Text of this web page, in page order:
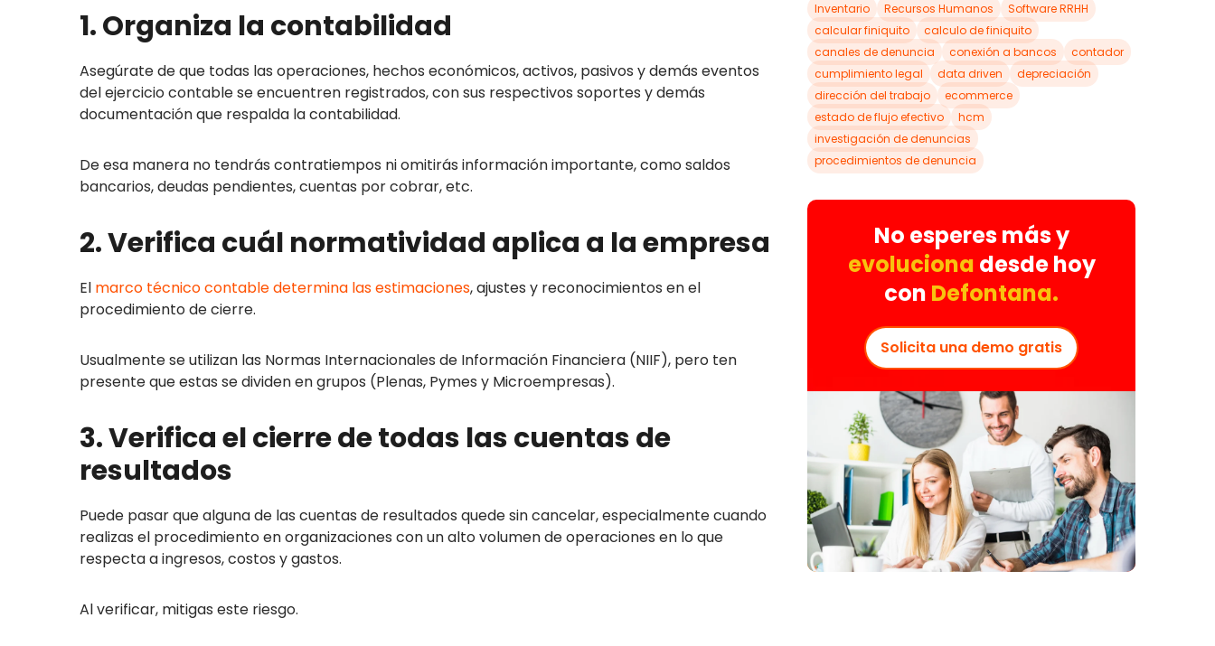
1. Organiza la contabilidad
Asegúrate de que todas las operaciones, hechos económicos, activos, pasivos y demás eventos
del ejercicio contable se encuentren registrados, con sus respectivos soportes y demás
documentación que respalda la contabilidad.
De esa manera no tendrás contratiempos ni omitirás información importante, como saldos
bancarios, deudas pendientes, cuentas por cobrar, etc.
2. Verifica cuál normatividad aplica a la empresa
El marco técnico contable determina las estimaciones, ajustes y reconocimientos en el
procedimiento de cierre.
Usualmente se utilizan las Normas Internacionales de Información Financiera (NIIF), pero ten
presente que estas se dividen en grupos (Plenas, Pymes y Microempresas).
3. Verifica el cierre de todas las cuentas de
resultados
Puede pasar que alguna de las cuentas de resultados quede sin cancelar, especialmente cuando
realizas el procedimiento en organizaciones con un alto volumen de operaciones en lo que
respecta a ingresos, costos y gastos.
Al verificar, mitigas este riesgo.
Inventario
Recursos Humanos
Software RRHH
calcular finiquito
calculo de finiquito
canales de denuncia
conexión a bancos
contador
cumplimiento legal
data driven
depreciación
dirección del trabajo
ecommerce
estado de flujo efectivo
hcm
investigación de denuncias
procedimientos de denuncia
No esperes más y
evoluciona desde hoy
con Defontana.
Solicita una demo gratis